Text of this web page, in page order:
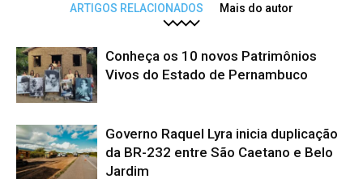
ARTIGOS RELACIONADOS Mais do autor
Conheça os 10 novos Patrimônios
Vivos do Estado de Pernambuco
Governo Raquel Lyra inicia duplicação
da BR-232 entre São Caetano e Belo
Jardim